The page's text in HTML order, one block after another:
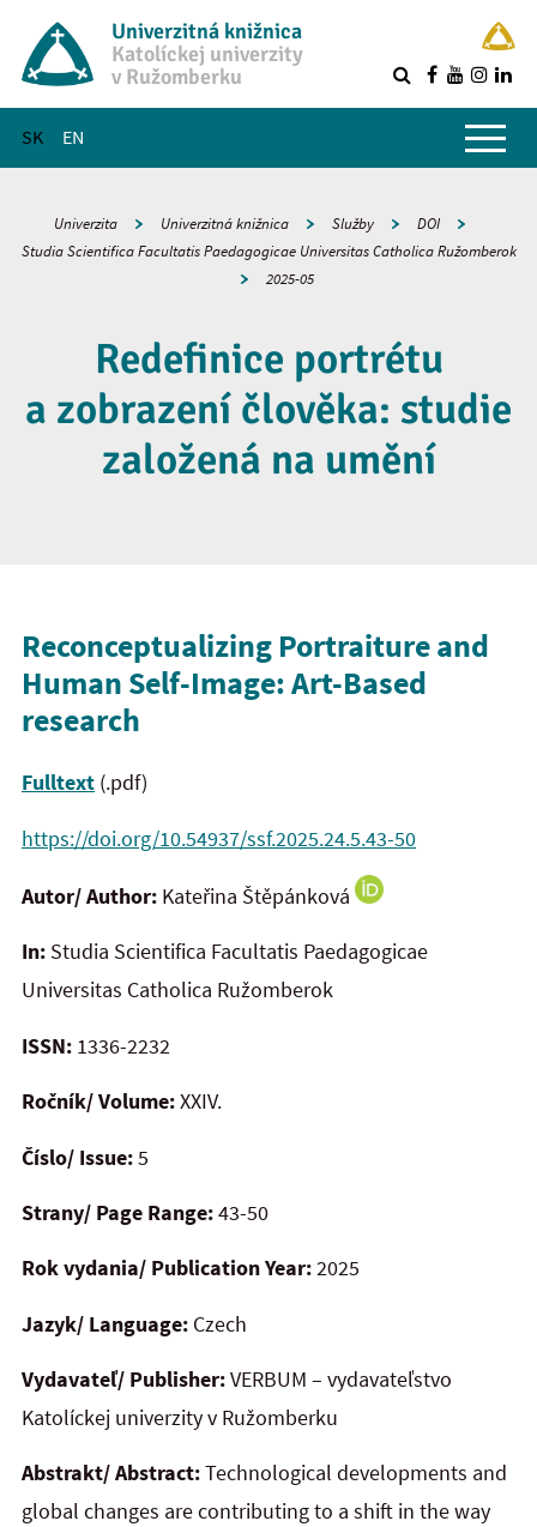
Univerzitná knižnica
Katolíckej univerzity
v Ružomberku
SK EN
Hlavné menu
Univerzita Univerzitná knižnica Služby
DOI
Studia Scientifica Facultatis Paedagogicae Universitas Catholica Ružomberok
2025-05
Redefinice portrétu
a zobrazení člověka: studie
založená na umění
Reconceptualizing Portraiture and
Human Self-Image: Art-Based
research
Fulltext (.pdf)
https://doi.org/10.54937/ssf.2025.24.5.43-50
Autor/ Author: Kateřina Štěpánková
In: Studia Scientifica Facultatis Paedagogicae
Universitas Catholica Ružomberok
ISSN: 1336-2232
Ročník/ Volume:XXIV.
Číslo/ Issue:5
Strany/ Page Range:43-50
Rok vydania/ Publication Year:2025
Jazyk/ Language: Czech
Vydavateľ/ Publisher:VERBUM – vydavateľstvo
Katolíckej univerzity v Ružomberku
Abstrakt/ Abstract:Technological developments and
global changes are contributing to a shift in the way